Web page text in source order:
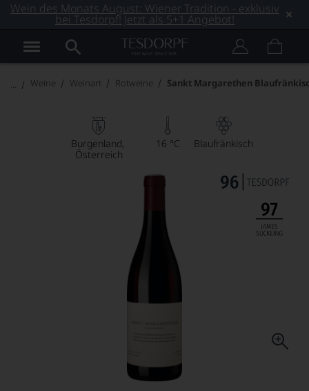
Wein des Monats August: Wiener Tradition - exklusiv
bei Tesdorpf! Jetzt als 5+1 Angebot!
Weine Weinart Rotweine Sankt Margarethen
Burgenland
Österreich
16 °C Blaufränkisch